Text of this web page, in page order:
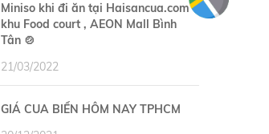
Miniso khi đi ăn tại Haisancua.com –
khu Food court , AEON Mall Bình
Tân 🍲
21/03/2022
GIÁ CUA BIỂN HÔM NAY TPHCM